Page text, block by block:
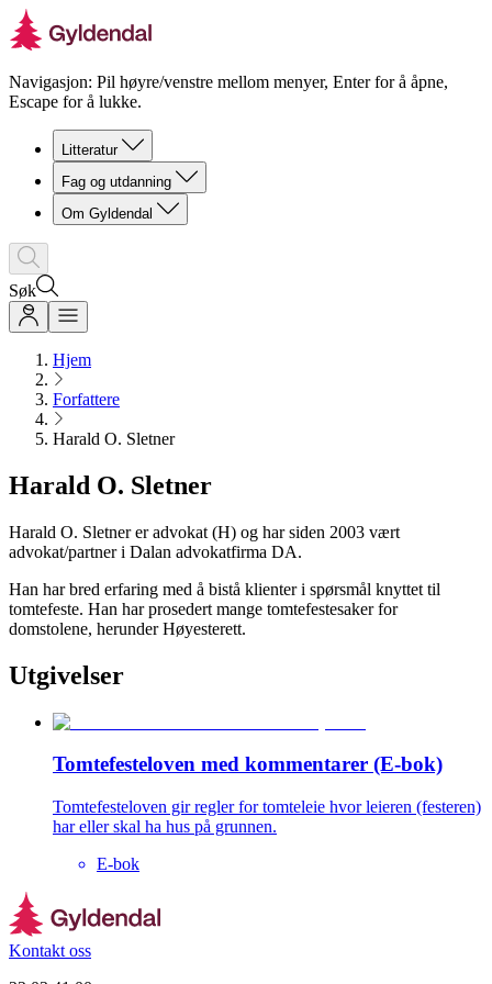
Navigasjon: Pil høyre/venstre mellom menyer, Enter for å åpne,
Escape for å lukke.
Litteratur
Fag og utdanning
Om Gyldendal
Søk
Hjem
Forfattere
Harald O. Sletner
Harald O. Sletner
Harald O. Sletner er advokat (H) og har siden 2003 vært
advokat/partner i Dalan advokatfirma DA.
Han har bred erfaring med å bistå klienter i spørsmål knyttet til
tomtefeste. Han har prosedert mange tomtefestesaker for
domstolene, herunder Høyesterett.
Utgivelser
Tomtefesteloven med kommentarer (E-bok)
Tomtefesteloven gir regler for tomteleie hvor leieren (festeren)
har eller skal ha hus på grunnen.
E-bok
Kontakt oss